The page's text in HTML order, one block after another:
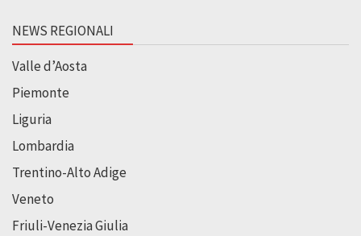
NEWS REGIONALI
Valle d’Aosta
Piemonte
Liguria
Lombardia
Trentino-Alto Adige
Veneto
Friuli-Venezia Giulia